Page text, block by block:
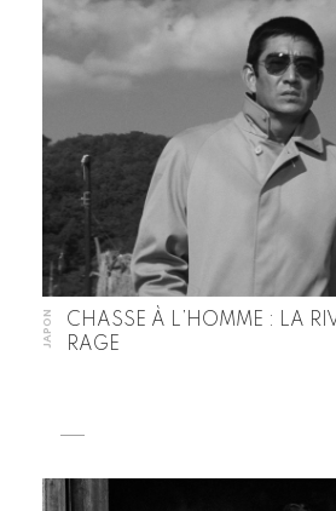
JAPON
CHASSE À L’HOMME : LA
RAGE